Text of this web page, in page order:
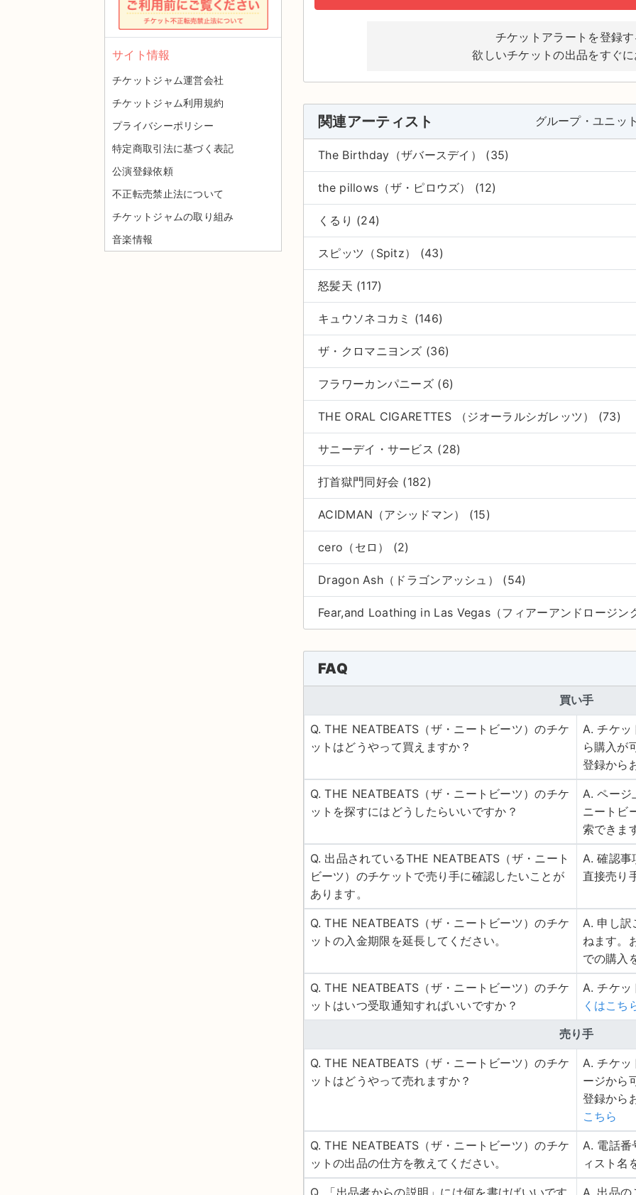
チケットアラートを登録す
欲しいチケットの出品をすぐ
関連アーティスト グループ・ユニッ
The Birthday（ザバースデイ） (35)
the pillows（ザ・ピロウズ） (12)
くるり (24)
スピッツ（Spitz） (43)
怒髪天 (117)
キュウソネコカミ (146)
ザ・クロマニヨンズ (36)
フラワーカンパニーズ (6)
THE ORAL CIGARETTES （ジオーラルシガレッツ） (73)
サニーデイ・サービス (28)
打首獄門同好会 (182)
ACIDMAN（アシッドマン） (15)
cero（セロ） (2)
Dragon Ash（ドラゴンアッシュ） (54)
Fear,and Loathing in Las Vegas（フィアーアンドロージン
FAQ
買い手
Q. THE NEATBEATS（ザ・ニートビーツ）のチケ
ットはどうやって買えますか？
A. チケッ
ら購入が
登録から
Q. THE NEATBEATS（ザ・ニートビーツ）のチケ
ットを探すにはどうしたらいいですか？
A. ページ
ニートビ
索できま
Q. 出品されているTHE NEATBEATS（ザ・ニート
ビーツ）のチケットで売り手に確認したいことが
あります。
A. 確認事
直接売り
Q. THE NEATBEATS（ザ・ニートビーツ）のチケ
ットの入金期限を延長してください。
A. 申し訳
ねます。
での購入
Q. THE NEATBEATS（ザ・ニートビーツ）のチケ
ットはいつ受取通知すればいいですか？
A. チケッ
くはこち
売り手
Q. THE NEATBEATS（ザ・ニートビーツ）のチケ
ットはどうやって売れますか？
A. チケッ
ージから
登録から
こちら
Q. THE NEATBEATS（ザ・ニートビーツ）のチケ
ットの出品の仕方を教えてください。
A. 電話番
ィスト名
Q. 「出品者からの説明」には何を書けばいいです A. 出品の
サイト情報
チケットジャム運営会社
チケットジャム利用規約
プライバシーポリシー
特定商取引法に基づく表記
公演登録依頼
不正転売禁止法について
チケットジャムの取り組み
音楽情報